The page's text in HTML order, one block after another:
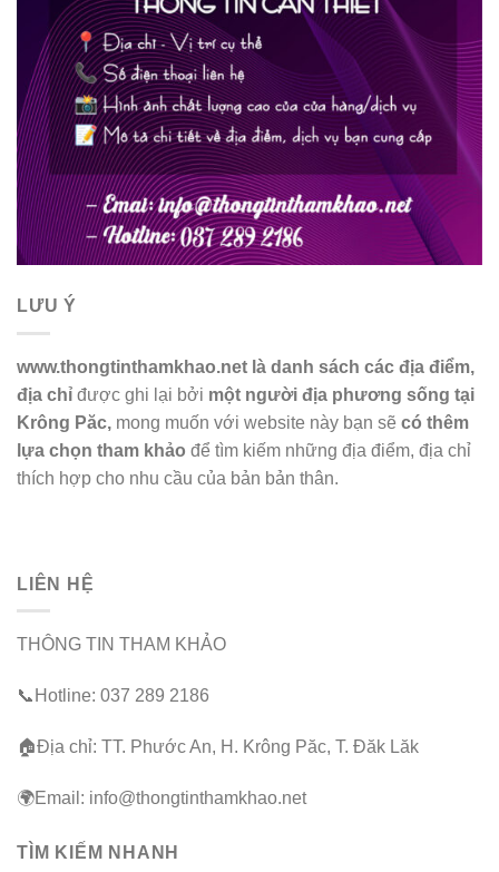
LƯU Ý
www.thongtinthamkhao.net là danh sách các địa điểm,
địa chỉ được ghi lại bởi một người địa phương sống tại
Krông Păc, mong muốn với website này bạn sẽ có thêm
lựa chọn tham khảo để tìm kiếm những địa điểm, địa chỉ
thích hợp cho nhu cầu của bản bản thân.
LIÊN HỆ
THÔNG TIN THAM KHẢO
📞Hotline: 037 289 2186
🏠Địa chỉ: TT. Phước An, H. Krông Păc, T. Đăk Lăk
🌍Email: info@thongtinthamkhao.net
TÌM KIẾM NHANH